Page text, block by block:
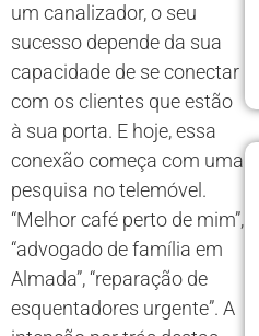
um canalizador, o seu
sucesso depende da sua
capacidade de se conectar
com os clientes que estão
à sua porta. E hoje, essa
conexão começa com uma
pesquisa no telemóvel.
“Melhor café perto de mim”,
“advogado de família em
Almada”, “reparação de
esquentadores urgente”. A